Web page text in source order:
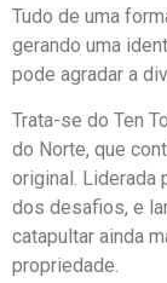
Tudo de uma
gerando uma
pode agradar a
Trata-se do Ten
do Norte, que
original. Liderada
dos desafios, e
catapultar ainda
propriedade.